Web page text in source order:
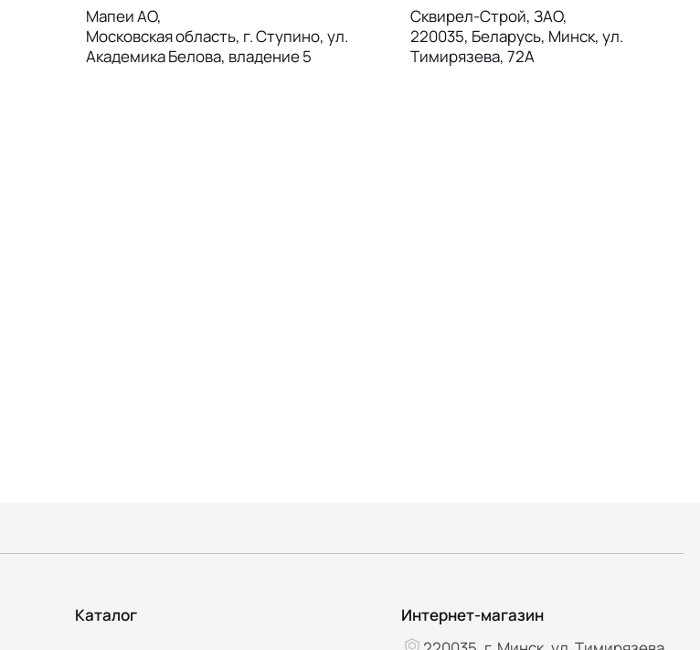
Мапеи АО,
Московская область, г. Ступино, ул.
Академика Белова, владение 5
Сквирел-Строй, ЗАО,
220035, Беларусь, Минск, ул.
Тимирязева, 72А
Каталог
Интернет-магазин